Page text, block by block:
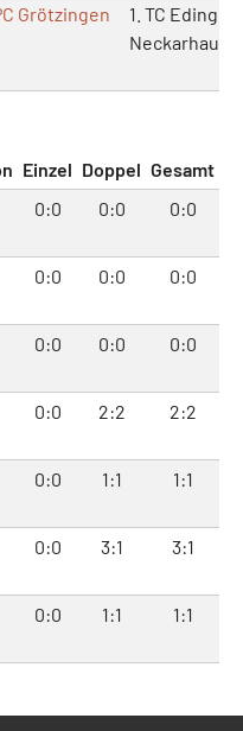
Grötzingen
1. TC
Einzel Doppel Gesamt
0:0 0:0 0:0
0:0 0:0 0:0
0:0 0:0 0:0
0:0 2:2 2:2
0:0 1:1 1:1
0:0 3:1 3:1
0:0 1:1 1:1